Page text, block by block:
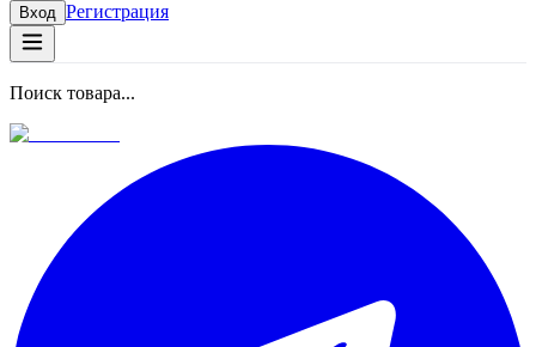
Вход Регистрация
Поиск товара...